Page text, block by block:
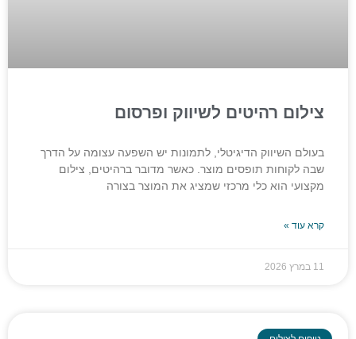
צילום רהיטים לשיווק ופרסום
בעולם השיווק הדיגיטלי, לתמונות יש השפעה עצומה על הדרך
שבה לקוחות תופסים מוצר. כאשר מדובר ברהיטים, צילום
מקצועי הוא כלי מרכזי שמציג את המוצר בצורה
קרא עוד »
11 במרץ 2026